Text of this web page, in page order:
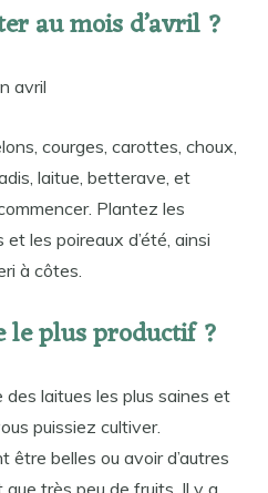
au mois d’avril ?
avril
courges, carottes, choux,
laitue, betterave, et
Plantez les
les poireaux d’été, ainsi
à côtes.
le plus productif ?
des laitues les plus saines et
puissiez cultiver.
belles ou avoir d’autres
très peu de fruits. Il y a